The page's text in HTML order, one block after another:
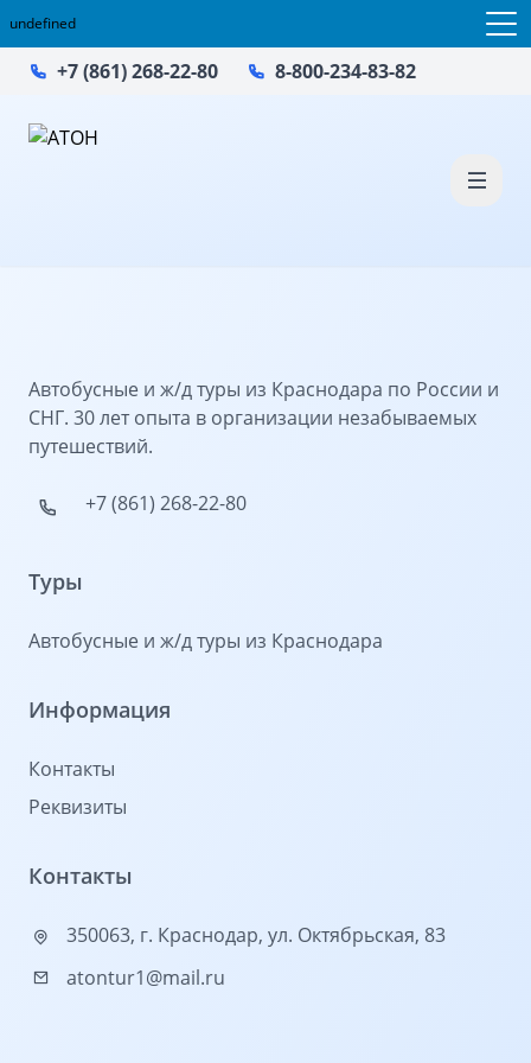
+7 (861) 268-22-80 8-800-234-83-82
Автобусные и ж/д туры из Краснодара по России и
СНГ. 30 лет опыта в организации незабываемых
путешествий.
+7 (861) 268-22-80
Туры
Автобусные и ж/д туры из Краснодара
Информация
Контакты
Реквизиты
Контакты
350063, г. Краснодар, ул. Октябрьская, 83
atontur1@mail.ru
undefined